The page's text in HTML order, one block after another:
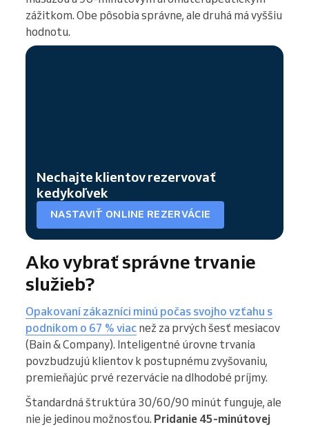
zážitkom. Obe pôsobia správne, ale druhá má vyššiu
hodnotu.
Nechajte klientov rezervovať
kedykoľvek
NASTAVIŤ ONLINE REZERVÁCIE
Ako vybrať správne trvanie
služieb?
Opakovaní zákazníci minú počas svojho vzťahu s
podnikom o 67 % viac než za prvých šesť mesiacov
(Bain & Company). Inteligentné úrovne trvania
povzbudzujú klientov k postupnému zvyšovaniu,
premieňajúc prvé rezervácie na dlhodobé príjmy.
Štandardná štruktúra 30/60/90 minút funguje, ale
nie je jedinou možnosťou. Pridanie 45-minútovej